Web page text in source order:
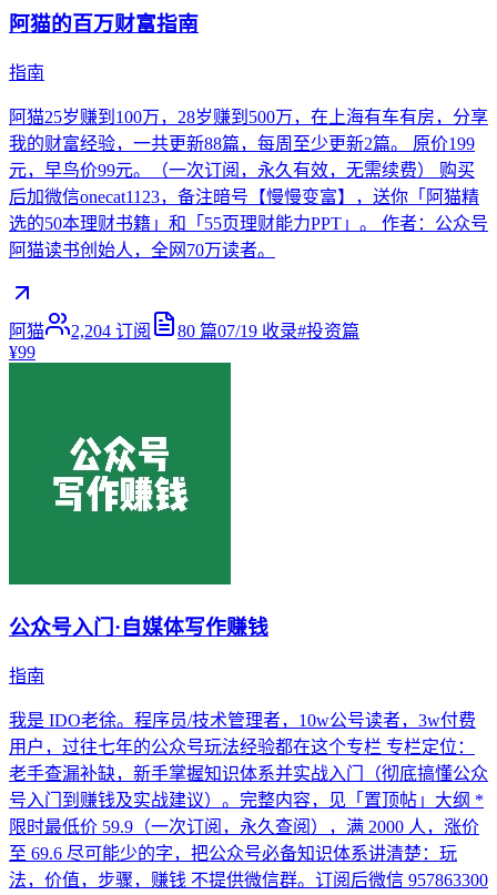
阿猫的百万财富指南
指南
阿猫25岁赚到100万，28岁赚到500万，在上海有车有房，分享
我的财富经验，一共更新88篇，每周至少更新2篇。 原价199
元，早鸟价99元。（一次订阅，永久有效，无需续费） 购买
后加微信onecat1123，备注暗号【慢慢变富】，送你「阿猫精
选的50本理财书籍」和「55页理财能力PPT」。 作者：公众号
阿猫读书创始人，全网70万读者。
阿猫 2,204 订阅 80 篇07/19 收录#投资篇
¥99
公众号入门·自媒体写作赚钱
指南
我是 IDO老徐。程序员/技术管理者，10w公号读者，3w付费
用户，过往七年的公众号玩法经验都在这个专栏 专栏定位：
老手查漏补缺，新手掌握知识体系并实战入门（彻底搞懂公众
号入门到赚钱及实战建议）。完整内容，见「置顶帖」大纲 *
限时最低价 59.9（一次订阅，永久查阅），满 2000 人，涨价
至 69.6 尽可能少的字，把公众号必备知识体系讲清楚：玩
法，价值，步骤，赚钱 不提供微信群。订阅后微信 957863300